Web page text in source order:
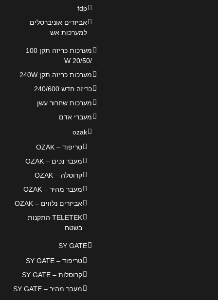
fdp
אביזרים אוניברסלים
למערכות אש
מערכות כריזה תקן 100
/20/50 W
מערכות כריזה תקן 240W
כריזה חדש 240/600
מערכות שחרור עשן
מעברי אדם
ozak
טריפוד – OZAK
מעבר נכים – OZAK
קרוסלה – OZAK
מעבר מהיר – OZAK
אביזרים נלווים – OZAK
TELETEK התקנות
בשטח
SY GATE
טריפוד – SY GATE
קרוסלות – SY GATE
מעבר מהיר – SY GATE